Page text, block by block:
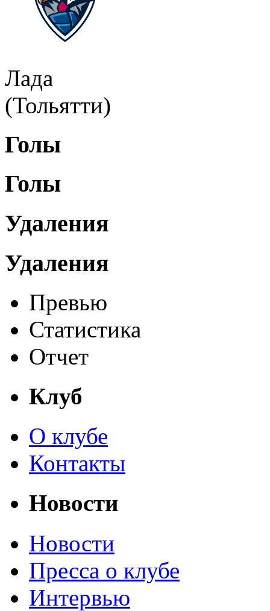
Лада
(Тольятти)
Голы
Голы
Удаления
Удаления
Превью
Статистика
Отчет
Клуб
О клубе
Контакты
Новости
Новости
Пресса о клубе
Интервью